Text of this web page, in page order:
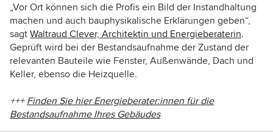
„Vor Ort können sich die Profis ein Bild der Instandhaltung
machen und auch bauphysikalische Erklärungen geben“,
sagt Waltraud Clever, Architektin und Energieberaterin.
Geprüft wird bei der Bestandsaufnahme der Zustand der
relevanten Bauteile wie Fenster, Außenwände, Dach und
Keller, ebenso die Heizquelle.
+++ Finden Sie hier Energieberater:innen für die
Bestandsaufnahme Ihres Gebäudes